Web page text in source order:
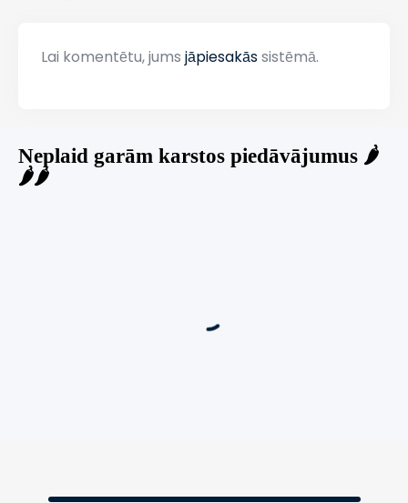
Lai komentētu, jums jāpiesakāssistēmā.
Neplaid garām karstos piedāvājumus 🌶️
🌶️🌶️
– Ievērojams Attīstības Potenciāls.